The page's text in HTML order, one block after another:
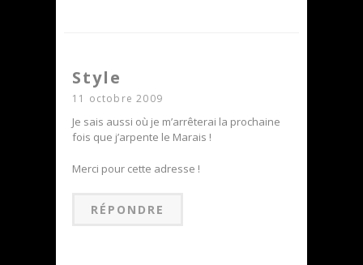
Style
11 octobre 2009
Je sais aussi où je m’arrêterai la prochaine
fois que j’arpente le Marais !
Merci pour cette adresse !
RÉPONDRE